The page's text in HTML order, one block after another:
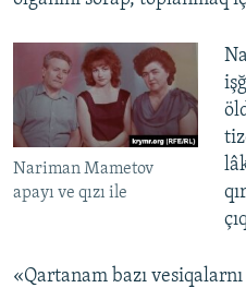
Nariman Mametov
apayı ve qızı ile
«Qartanam bazı